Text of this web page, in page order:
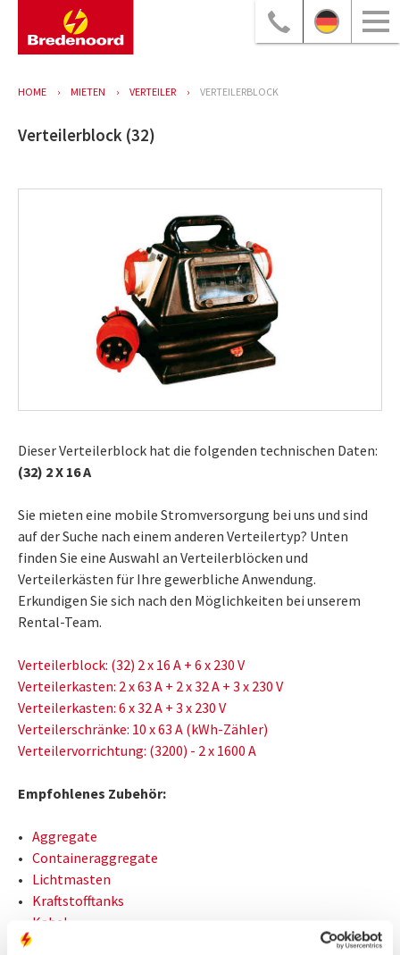
HOME MIETEN VERTEILER VERTEILERBLOCK
Verteilerblock (32)
Dieser Verteilerblock hat die folgenden technischen Daten:
(32) 2 X 16 A
Sie mieten eine mobile Stromversorgung bei uns und sind
auf der Suche nach einem anderen Verteilertyp? Unten
finden Sie eine Auswahl an Verteilerblöcken und
Verteilerkästen für Ihre gewerbliche Anwendung.
Erkundigen Sie sich nach den Möglichkeiten bei unserem
Rental-Team.
Verteilerblock: (32) 2 x 16 A + 6 x 230 V
Verteilerkasten: 2 x 63 A + 2 x 32 A + 3 x 230 V
Verteilerkasten: 6 x 32 A + 3 x 230 V
Verteilerschränke: 10 x 63 A (kWh-Zähler)
Verteilervorrichtung: (3200) - 2 x 1600 A
Empfohlenes Zubehör:
Aggregate
Containeraggregate
Lichtmasten
Kraftstofftanks
Kabel